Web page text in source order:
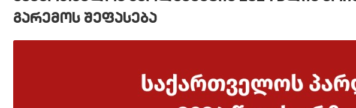
გარემოს შეფასება